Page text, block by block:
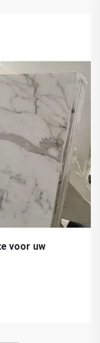
voor uw